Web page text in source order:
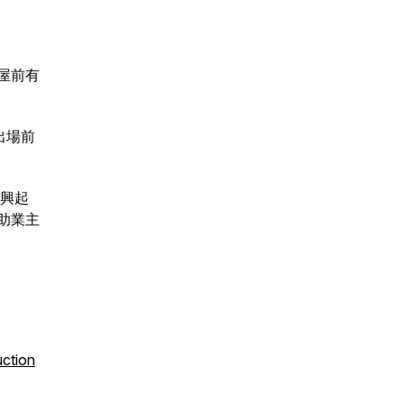
前有
場前
起
業主